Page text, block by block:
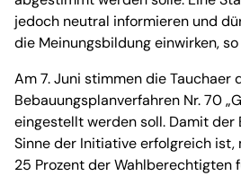
jedoch neutral informieren und
die Meinungsbildung einwirken, so
Am 7. Juni stimmen die Tauchaer
Bebauungsplanverfahren Nr. 70
eingestellt werden soll. Damit der
Sinne der Initiative erfolgreich ist,
25 Prozent der Wahlberechtigten